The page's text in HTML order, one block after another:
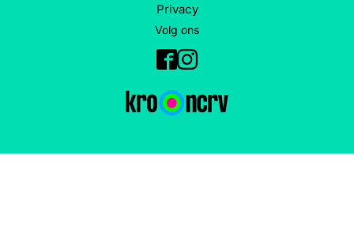
Privacy
Volg ons
Facebook
Instagram